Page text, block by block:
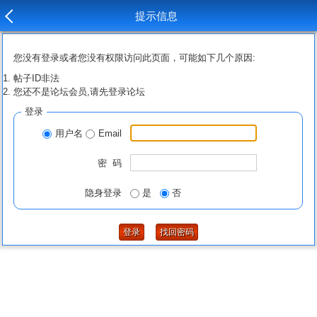
提示信息
您没有登录或者您没有权限访问此页面，可能如下几个原因:
帖子ID非法
您还不是论坛会员,请先登录论坛
登录
用户名 Email
密 码
隐身登录 是 否